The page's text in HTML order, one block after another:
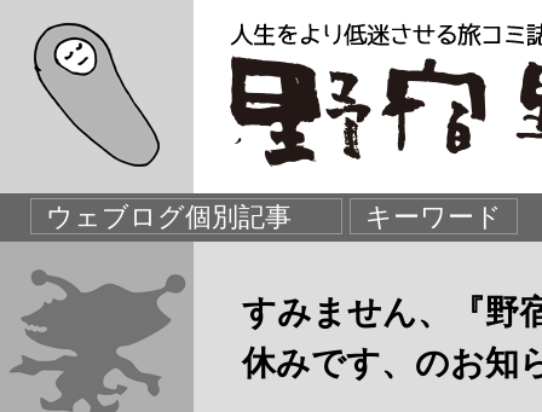
すみません、『野
休みです、のお知